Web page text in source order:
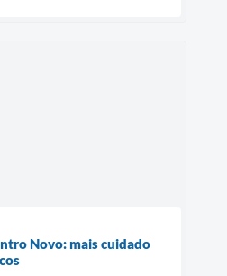
Novo: mais cuidado